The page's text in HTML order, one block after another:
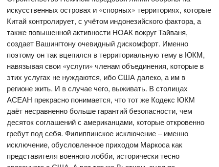
искусственных островах и «спорных» территориях, которые
Китай контролирует, с учётом индонезийского фактора, а
также повышенной активности НОАК вокруг Тайваня,
создает Вашингтону очевидный дискомфорт. Именно
поэтому он так вцепился в территориальную тему в ЮКМ,
навязывая свои «услуги» членам объединения, которые в
этих услугах не нуждаются, ибо США далеко, а им в
регионе жить. И в случае чего, выживать. В столицах
АСЕАН прекрасно понимается, что тот же Кодекс ЮКМ
даёт несравненно больше гарантий безопасности, чем
десяток соглашений с американцами, которые откровенно
гребут под себя. Филиппинское исключение – именно
исключение, обусловленное приходом Маркоса как
представителя военного лобби, исторически тесно